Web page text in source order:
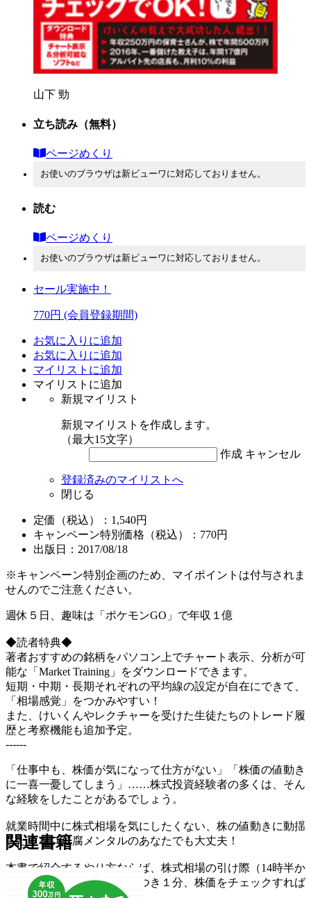
山下 勁
立ち読み （無料）
ページめくり
お使いのブラウザは新ビューワに対応しておりません。
読む
ページめくり
お使いのブラウザは新ビューワに対応しておりません。
セール実施中！
770円 (会員登録期間)
お気に入りに追加
お気に入りに追加
マイリストに追加
マイリストに追加
新規マイリスト
新規マイリストを作成します。
（最大15文字）
作成 キャンセル
登録済みのマイリストへ
閉じる
定価（税込）：1,540円
キャンペーン特別価格（税込）：770円
出版日：2017/08/18
※キャンペーン特別企画のため、マイポイントは付与されま
せんのでご注意ください。
週休５日、趣味は「ポケモンGO」で年収１億
◆読者特典◆
著者おすすめの銘柄をパソコン上でチャート表示、分析が可
能な「Market Training」をダウンロードできます。
短期・中期・長期それぞれの平均線の設定が自在にできて、
「相場感覚」をつかみやすい！
また、けいくんやレクチャーを受けた生徒たちのトレード履
歴と考察機能も追加予定。
------
「仕事中も、株価が気になって仕方がない」「株価の値動き
に一喜一憂してしまう」……株式投資経験者の多くは、そん
な経験をしたことがあるでしょう。
就業時間中に株式相場を気にしたくない、株の値動きに動揺
したくない豆腐メンタルのあなたでも大丈夫！
本書で紹介するやり方ならば、株式相場の引け際（14時半か
ら15時の間）に、１銘柄につき１分、株価をチェックすれば
関連書籍